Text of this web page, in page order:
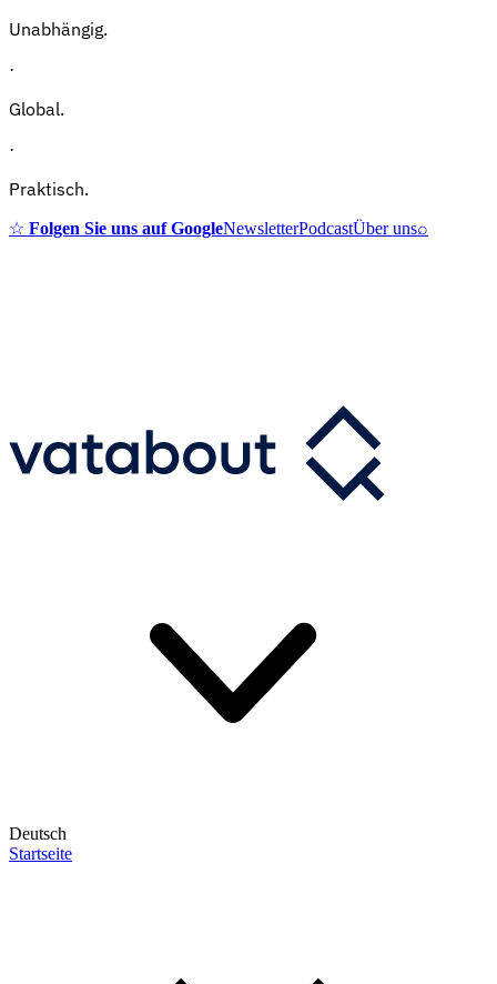
Unabhängig.
·
Global.
·
Praktisch.
☆ Folgen Sie uns auf GoogleNewsletterPodcastÜber uns⌕
Deutsch
Startseite